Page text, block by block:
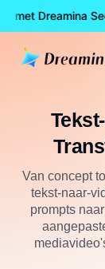
met Dreamina
Start Tekst-
Van concept
tekst-naar-
prompts